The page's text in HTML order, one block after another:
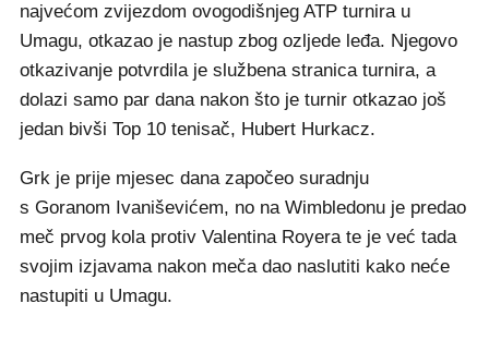
najvećom zvijezdom ovogodišnjeg ATP turnira u
Umagu, otkazao je nastup zbog ozljede leđa. Njegovo
otkazivanje potvrdila je službena stranica turnira, a
dolazi samo par dana nakon što je turnir otkazao još
jedan bivši Top 10 tenisač, Hubert Hurkacz.
Grk je prije mjesec dana započeo suradnju
s Goranom Ivaniševićem, no na Wimbledonu je predao
meč prvog kola protiv Valentina Royera te je već tada
svojim izjavama nakon meča dao naslutiti kako neće
nastupiti u Umagu.